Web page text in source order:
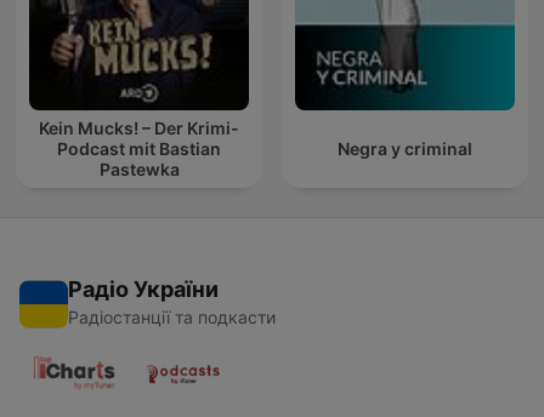
Kein Mucks! – Der Krimi-
Podcast mit Bastian
Pastewka
Negra y criminal
Радіо України
Радіостанції та подкасти